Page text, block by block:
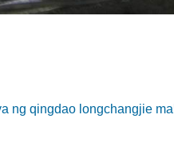
ng qingdao longchangjie